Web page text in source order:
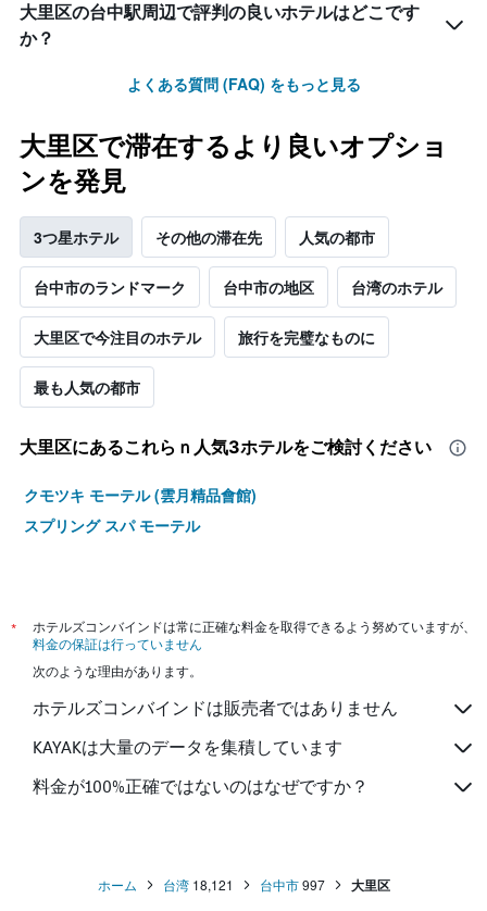
大里区の台中駅周辺で評判の良いホテルはどこです
か？
よくある質問 (FAQ) をもっと見る
大里区で滞在するより良いオプショ
ンを発見
3つ星ホテル その他の滞在先 人気の都市
台中市のランドマーク 台中市の地区 台湾のホテル
大里区で今注目のホテル 旅行を完璧なものに
最も人気の都市
大里区​にあるこれらｎ人気3ホテルをご検討ください
クモツキ モーテル (雲月精品會館)
スプリング スパ モーテル
*
ホテルズコンバインドは常に正確な料金を取得できるよう努めていますが、
料金の保証は行っていません
次のような理由があります。
ホテルズコンバインドは販売者ではありません
KAYAKは大量のデータを集積しています
料金が100%正確ではないのはなぜですか？
ホーム 台湾 18,121 台中市 997 大里区